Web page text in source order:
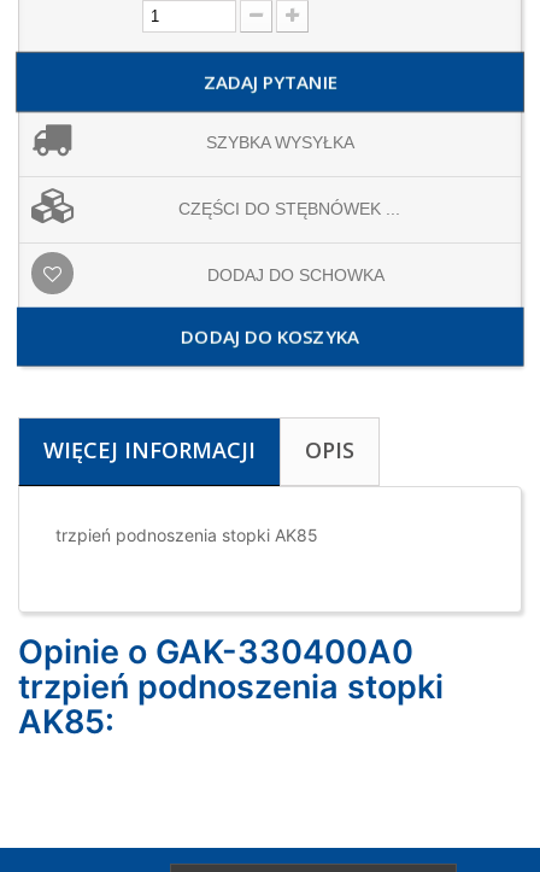
ZADAJ PYTANIE
SZYBKA WYSYŁKA
CZĘŚCI DO STĘBNÓWEK ...
DODAJ DO SCHOWKA
DODAJ DO KOSZYKA
WIĘCEJ INFORMACJI OPIS
trzpień podnoszenia stopki AK85
Opinie o GAK-330400A0
trzpień podnoszenia stopki
AK85: